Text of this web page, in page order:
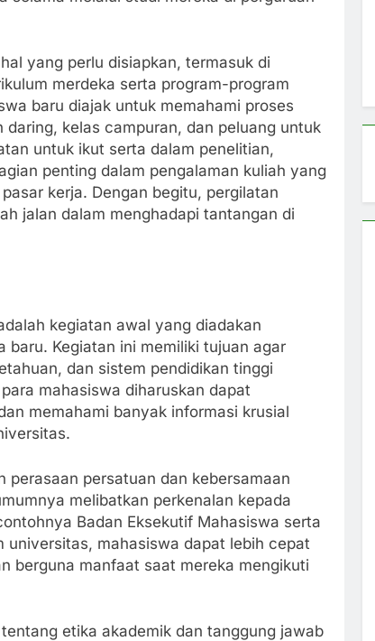
yang perlu disiapkan, termasuk di
merdeka serta program-program
baru diajak untuk memahami proses
kelas campuran, dan peluang untuk
untuk ikut serta dalam penelitian,
penting dalam pengalaman kuliah yang
kerja. Dengan begitu, pergilatan
jalan dalam menghadapi tantangan di
kegiatan awal yang diadakan
baru. Kegiatan ini memiliki tujuan agar
dan sistem pendidikan tinggi
mahasiswa diharuskan dapat
memahami banyak informasi krusial
perasaan persatuan dan kebersamaan
melibatkan perkenalan kepada
Badan Eksekutif Mahasiswa serta
universitas, mahasiswa dapat lebih cepat
berguna manfaat saat mereka mengikuti
etika akademik dan tanggung jawab